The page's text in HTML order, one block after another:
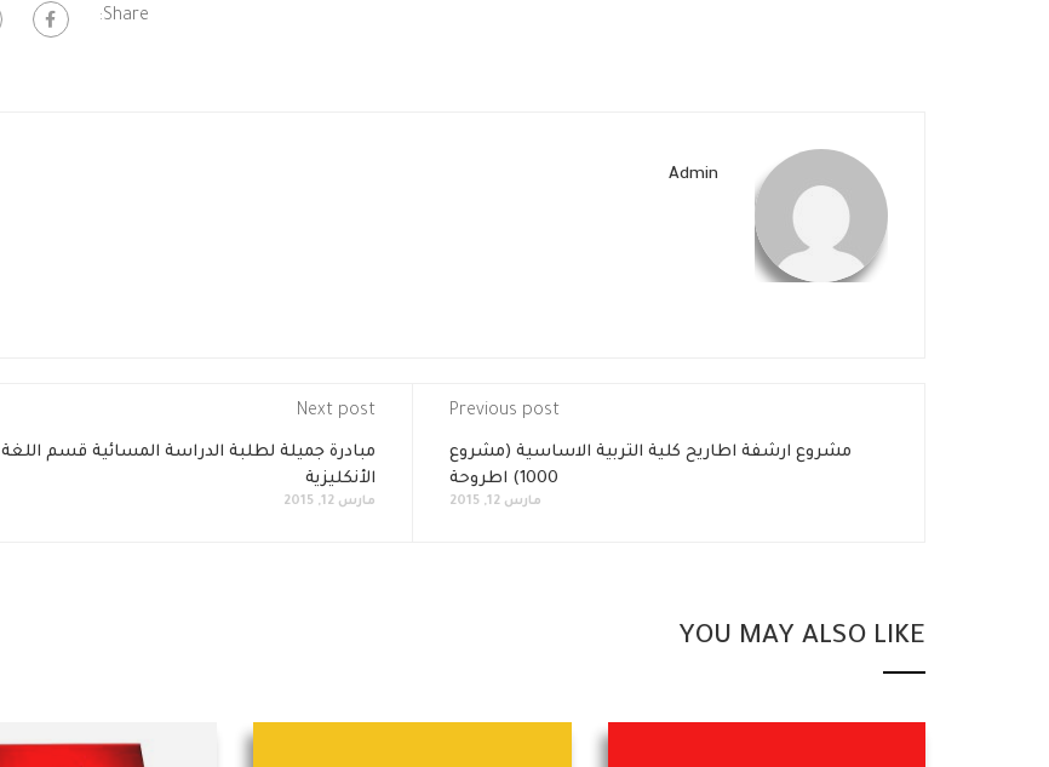
Share:
Admin
Previous post
مشروع ارشفة اطاريح كلية التربية الاساسية (مشروع
1000) اطروحة
مارس 12, 2015
Next post
مبادرة جميلة لطلبة الدراسة المسائية قسم اللغة
الأنكليزية
مارس 12, 2015
YOU MAY ALSO LIKE